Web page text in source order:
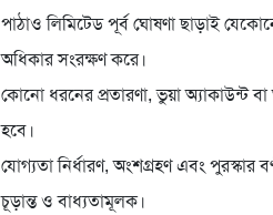
পাঠাও লিমিটেড পূর্ব ঘোষণা ছাড়াই
অধিকার সংরক্ষণ করে।
কোনো ধরনের প্রতারণা, ভুয়া অ্যাকাউন্ট
হবে।
যোগ্যতা নির্ধারণ, অংশগ্রহণ এবং পুরস্কার
চূড়ান্ত ও বাধ্যতামূলক।